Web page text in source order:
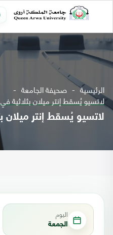
الرئيسية صحيفة الجامعة
لاتسيو يُسقط إنتر ميلان بثلاثية
لاتسيو يُسقط إنتر ميلان
اليوم
الجمعة